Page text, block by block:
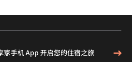
家手机 App 开启您的住宿之旅